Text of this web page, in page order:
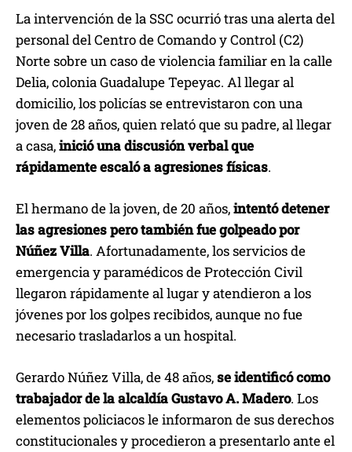
La intervención de la SSC ocurrió tras una alerta del
personal del Centro de Comando y Control (C2)
Norte sobre un caso de violencia familiar en la calle
Delia, colonia Guadalupe Tepeyac. Al llegar al
domicilio, los policías se entrevistaron con una
joven de 28 años, quien relató que su padre, al llegar
a casa,inició una discusión verbal que
rápidamente escaló a agresiones físicas.
El hermano de la joven, de 20 años,intentó detener
las agresiones pero también fue golpeado por
Núñez Villa. Afortunadamente, los servicios de
emergencia y paramédicos de Protección Civil
llegaron rápidamente al lugar y atendieron a los
jóvenes por los golpes recibidos, aunque no fue
necesario trasladarlos a un hospital.
Gerardo Núñez Villa, de 48 años,se identificó como
trabajador de la alcaldía Gustavo A. Madero. Los
elementos policiacos le informaron de sus derechos
constitucionales y procedieron a presentarlo ante el